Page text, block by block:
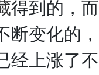
得到的，而
变化的，
经上涨了不